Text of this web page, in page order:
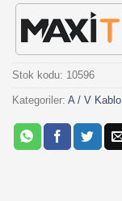
Stok kodu: 10596
Kategoriler: A / V Kablo